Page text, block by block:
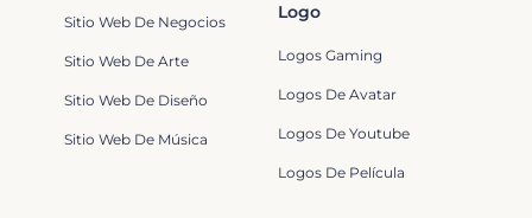
Logo
Logos Gaming
Logos De Avatar
Logos De Youtube
Logos De Película
Sitio Web De Negocios
Sitio Web De Arte
Sitio Web De Diseño
Sitio Web De Música